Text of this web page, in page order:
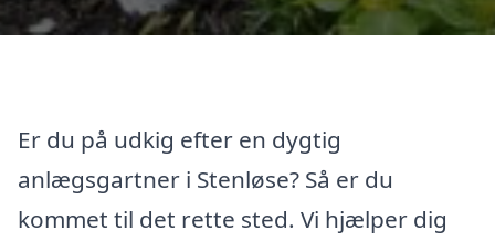
Er du på udkig efter en dygtig
anlægsgartner i Stenløse? Så er du
kommet til det rette sted. Vi hjælper dig